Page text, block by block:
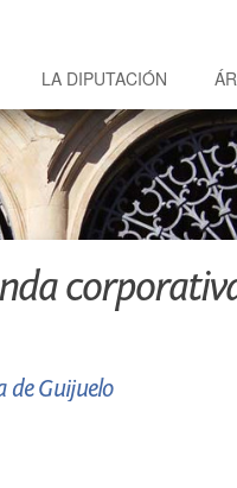
LA DIPUTACIÓN
de Guijuelo